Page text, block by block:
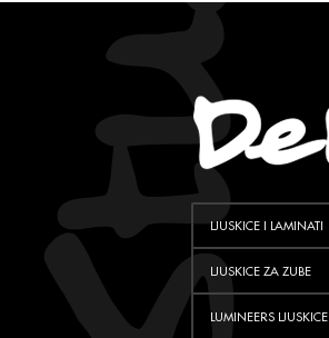
LJUSKICE I LAMINATI
LJUSKICE ZA ZUBE
LUMINEERS LJUSKICE